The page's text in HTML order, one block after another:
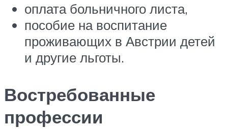
оплата больничного листа,
пособие на воспитание
проживающих в Австрии детей
и другие льготы.
Востребованные
профессии